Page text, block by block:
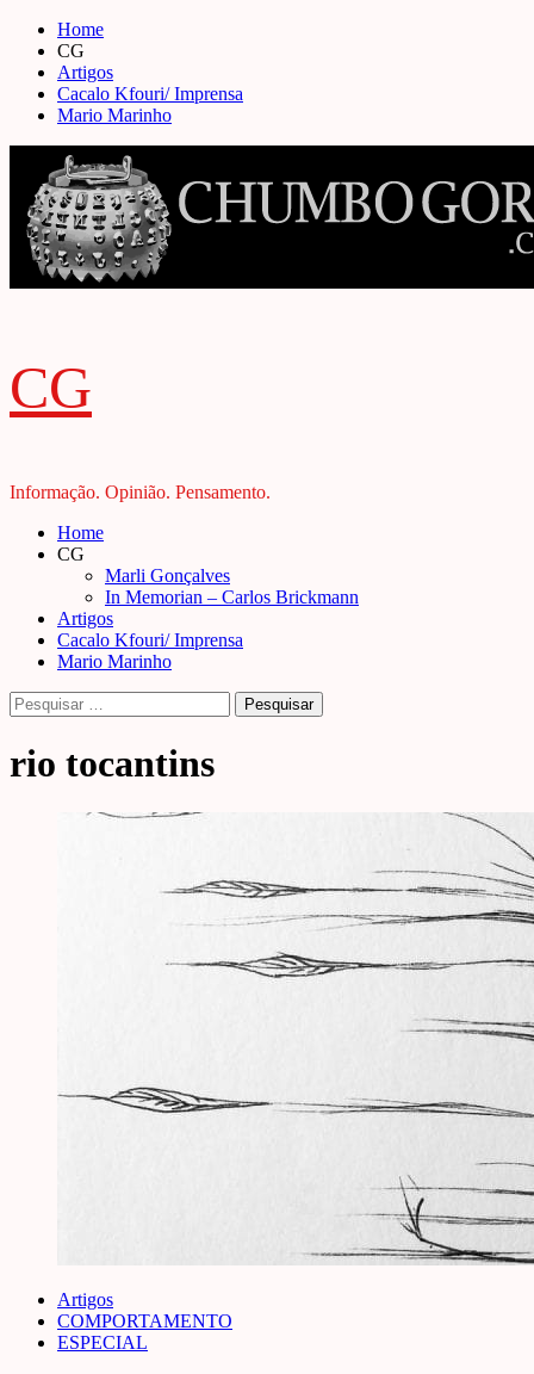
Skip
content
Home
CG
Artigos
Cacalo Kfouri/ Imprensa
Mario Marinho
CG
Informação. Opinião. Pensamento.
Primary
Menu
Home
CG
Marli Gonçalves
In Memorian – Carlos Brickmann
Artigos
Cacalo Kfouri/ Imprensa
Mario Marinho
Pesquisar
por:
rio tocantins
Artigos
COMPORTAMENTO
ESPECIAL